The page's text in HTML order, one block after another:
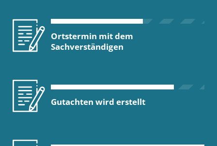
Ortstermin mit dem
Sachverständigen
Gutachten wird erstellt